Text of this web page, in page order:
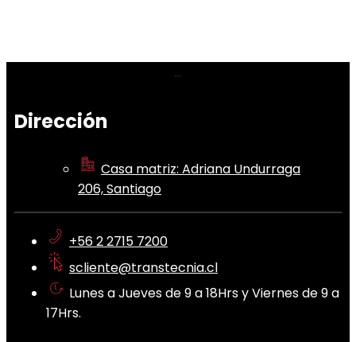
Dirección
Casa matriz: Adriana Undurraga
206, Santiago
+56 2 2715 7200
scliente@transtecnia.cl
Lunes a Jueves de 9 a 18Hrs y Viernes de 9 a
17Hrs.